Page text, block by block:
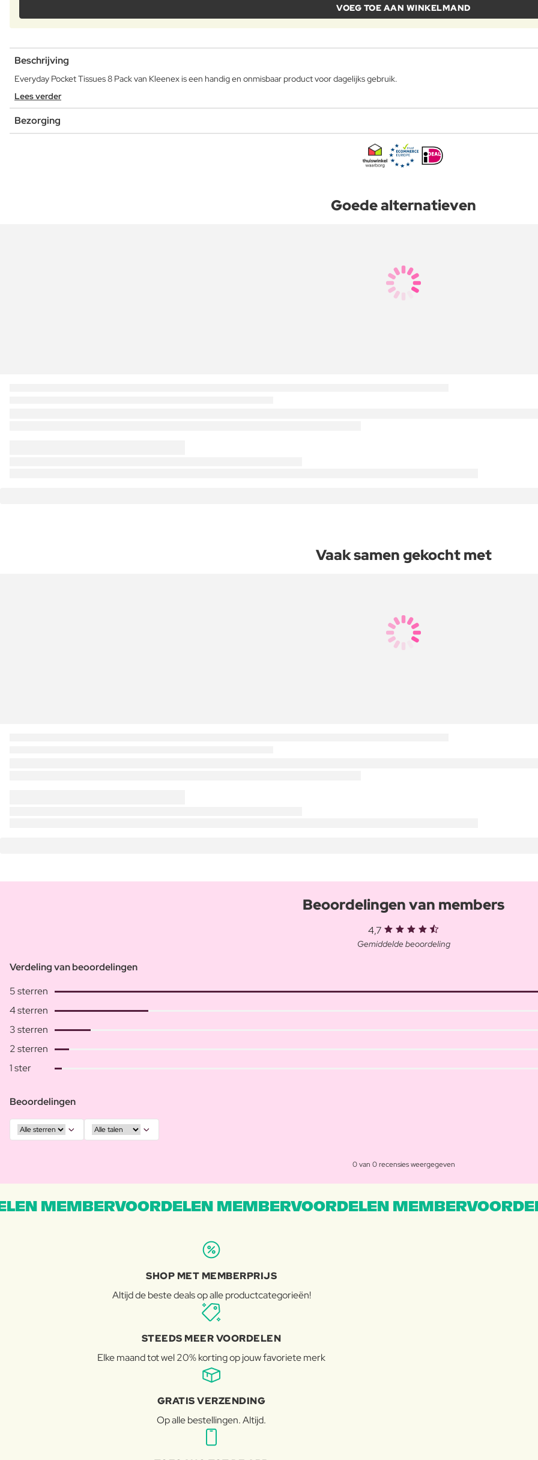
VOEG TOE AAN WINKELMAND
Beschrijving
Everyday Pocket Tissues 8 Pack van Kleenex is een handig en onmisbaar product voor dagelijks gebruik.
Lees verder
Bezorging
Goede alternatieven
Vaak samen gekocht met
Beoordelingen van members
4,7
Gemiddelde beoordeling
Verdeling van beoordelingen
5 sterren
4 sterren
3 sterren
2 sterren
1 ster
Beoordelingen
0 van 0 recensies weergegeven
MEMBERVOORDELEN MEMBERVOORDELEN
SHOP MET MEMBERPRIJS
Altijd de beste deals op alle productcategorieën!
STEEDS MEER VOORDELEN
Elke maand tot wel 20% korting op jouw favoriete merk
GRATIS VERZENDING
Op alle bestellingen. Altijd.